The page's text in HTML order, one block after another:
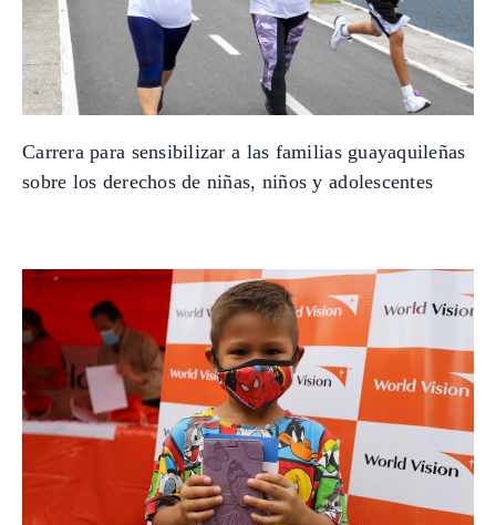
Carrera para sensibilizar a las familias guayaquileñas
sobre los derechos de niñas, niños y adolescentes